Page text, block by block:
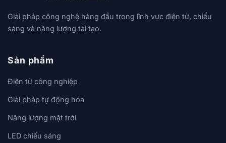
Giải pháp công nghệ hàng đầu trong lĩnh vực điện tử, chiếu
sáng và năng lượng tái tạo.
Sản phẩm
Điện tử công nghiệp
Giải pháp tự động hóa
Năng lượng mặt trời
LED chiếu sáng